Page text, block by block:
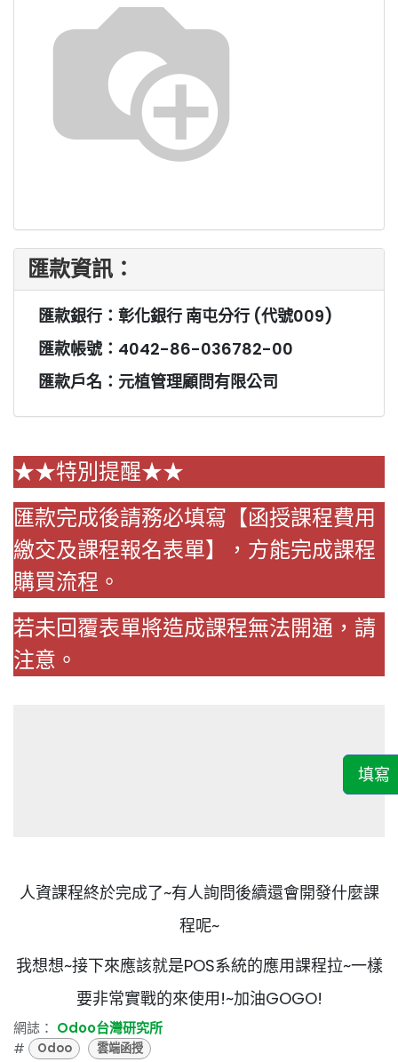
匯款資訊：
匯款銀行：彰化銀行 南屯分行 (代號009)
匯款帳號：4042-86-036782-00
匯款戶名：元植管理顧問有限公司
★★特別提醒★★
匯款完成後請務必填寫【函授課程費用
繳交及課程報名表單】，方能完成課程
購買流程。
若未回覆表單將造成課程無法開通，請
注意。
填寫
人資課程終於完成了~有人詢問後續還會開發什麼課
程呢~
我想想~接下來應該就是POS系統的應用課程拉~一樣
要非常實戰的來使用!~加油GOGO!
網誌： Odoo台灣研究所
#
Odoo 雲端函授